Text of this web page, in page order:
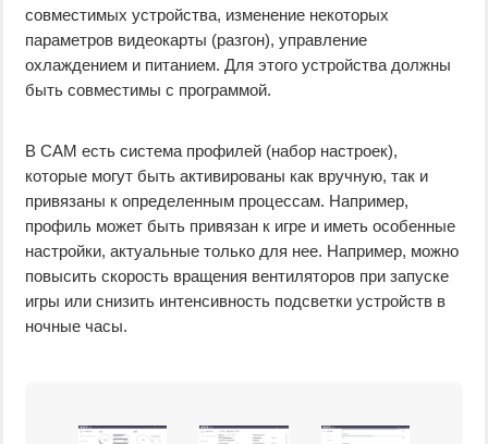
совместимых устройства, изменение некоторых
параметров видеокарты (разгон), управление
охлаждением и питанием. Для этого устройства должны
быть совместимы с программой.
В CAM есть система профилей (набор настроек),
которые могут быть активированы как вручную, так и
привязаны к определенным процессам. Например,
профиль может быть привязан к игре и иметь особенные
настройки, актуальные только для нее. Например, можно
повысить скорость вращения вентиляторов при запуске
игры или снизить интенсивность подсветки устройств в
ночные часы.